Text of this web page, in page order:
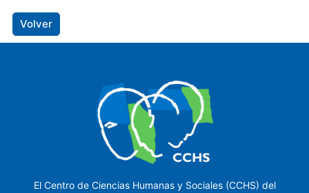
Volver
El Centro de Ciencias Humanas y Sociales (CCHS) del